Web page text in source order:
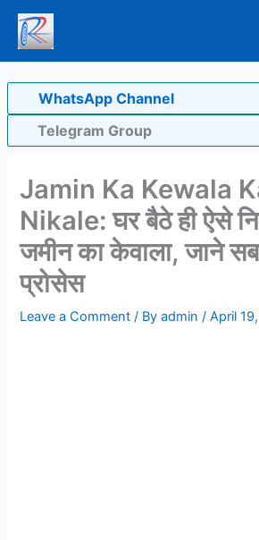
Skip
content
WhatsApp Channel
Telegram Group
Jamin Ka Kewala
Nikale: घर बैठे ही ऐसे
जमीन का केवाला, जाने
प्रोसेस
Leave a Comment / Byadmin/April